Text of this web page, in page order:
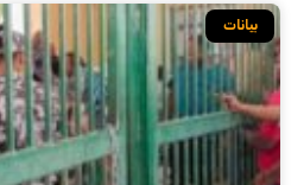
بيانات